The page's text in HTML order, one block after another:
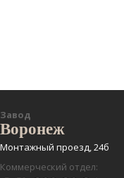
Завод
Воронеж
Монтажный проезд, 24б
Коммерческий отдел: